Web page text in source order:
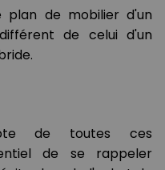
plan de mobilier d'un
de celui d'un
de toutes ces
de se rappeler